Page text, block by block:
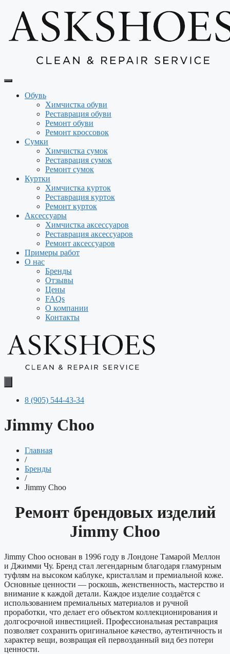
содержимому
Обувь
Химчистка обуви
Реставрация обуви
Ремонт обуви
Ремонт кроссовок
Сумки
Химчистка сумок
Реставрация сумок
Ремонт сумок
Куртки
Химчистка курток
Реставрация курток
Ремонт курток
Аксессуары
Химчистка аксессуаров
Реставрация аксессуаров
Ремонт аксессуаров
Примеры работ
О нас
Бренды
Отзывы
Цены
FAQs
О компании
Контакты
8 (905) 544-43-34
Jimmy Choo
Главная
/
Бренды
/
Jimmy Choo
Ремонт брендовых изделий
Jimmy Choo
Jimmy Choo основан в 1996 году в Лондоне Тамарой Меллон
и Джимми Чу. Бренд стал легендарным благодаря гламурным
туфлям на высоком каблуке, кристаллам и премиальной коже.
Основные ценности — роскошь, женственность, мастерство и
внимание к каждой детали. Каждое изделие создаётся с
использованием премиальных материалов и ручной
проработки, что делает его объектом коллекционирования и
долгосрочной инвестицией. Профессиональная реставрация
позволяет сохранить оригинальное качество, аутентичность и
характер вещи, возвращая ей первозданный вид без потери
ценности.